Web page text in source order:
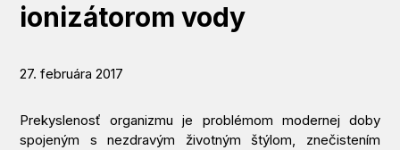
ionizátorom vody
27. februára 2017
Prekyslenosť organizmu je problémom modernej doby
spojeným s nezdravým životným štýlom, znečistením